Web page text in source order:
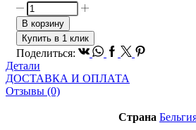
Количество
товара
Ламинат
PERGO
Skara
pro
Известково-
серый
В корзину
Купить в 1 клик
Поделиться: Vk Whatsapp
Facebook
TwitterPinterest
Детали
ДОСТАВКА И ОПЛАТА
Отзывы (0)
Страна